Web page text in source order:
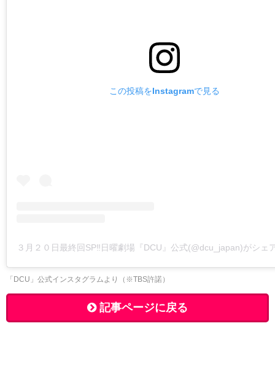
この投稿をInstagramで見る
３月２０日最終回SP‼️日曜劇場『DCU』公式(@dcu_japan)がシェ
「DCU」公式インスタグラムより（※TBS許諾）
記事ページに戻る